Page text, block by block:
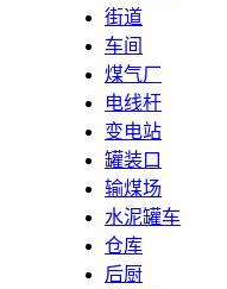
街道
车间
煤气厂
电线杆
变电站
罐装口
输煤场
水泥罐车
仓库
后厨